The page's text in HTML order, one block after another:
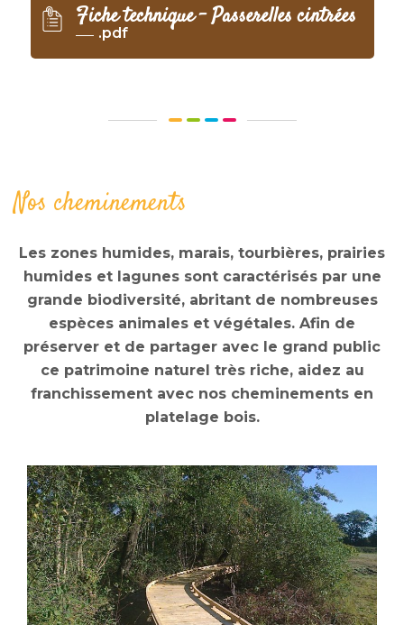
Fiche technique – Passerelles cintrées
.pdf
Nos cheminements
Les zones humides, marais, tourbières, prairies
humides et lagunes sont caractérisés par une
grande biodiversité, abritant de nombreuses
espèces animales et végétales. Afin de
préserver et de partager avec le grand public
ce patrimoine naturel très riche, aidez au
franchissement avec nos cheminements en
platelage bois.